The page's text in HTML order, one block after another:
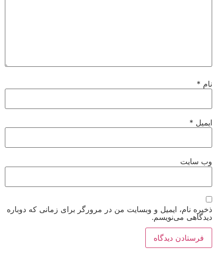
نام*
ایمیل*
وب‌ سایت
ذخیره نام، ایمیل و وبسایت من در مرورگر برای زمانی که دوباره
دیدگاهی می‌نویسم.